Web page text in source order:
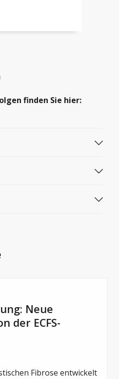
finden Sie hier:
– wär mer si
– Therapien und
Neue
der ECFS-
Fibrose entwickelt